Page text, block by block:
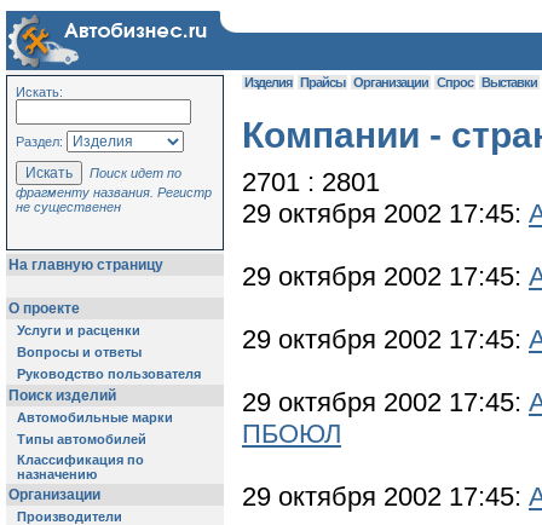
Искать:
Раздел:
Поиск идет по
фрагменту названия. Регистр
не существенен
На главную страницу
О проекте
Услуги и расценки
Вопросы и ответы
Руководство пользователя
Поиск изделий
Автомобильные марки
Типы автомобилей
Классификация по
назначению
Организации
Производители
Изделия Прайсы Организации Спрос Выставки
Компании -
2701 : 2801
29 октября 2002 17:45:
29 октября 2002 17:45:
29 октября 2002 17:45:
29 октября 2002 17:45:
ПБОЮЛ
29 октября 2002 17:45: